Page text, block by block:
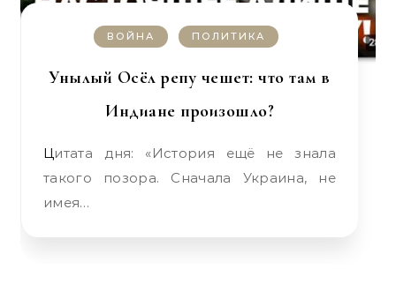
ВОЙНА ПОЛИТИКА
Унылый Осёл репу чешет: что там в
Индиане произошло?
Цитата дня: «История ещё не знала
такого позора. Сначала Украина, не
имея…